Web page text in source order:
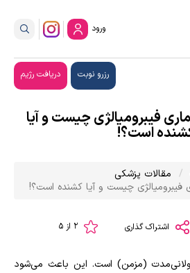
ورود
رزرو نوبت دریافت رژیم
فیبرومیالژی چیست و آیا
است؟!
مقالات پزشکی
فیبرومیالژی چیست و آیا کشنده است؟!
اشتراک گذاری
طولانی‌مدت (مزمن) است. این باعث می‌شود